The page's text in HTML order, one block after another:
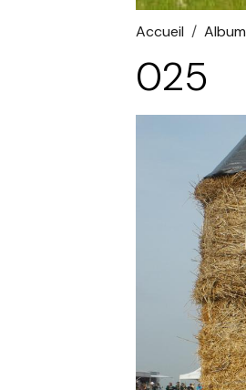
Accueil Album
025